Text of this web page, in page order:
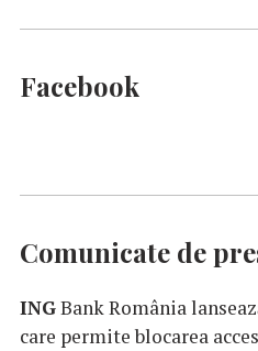
Facebook
Comunicate de
INGBank România
care permite blocarea